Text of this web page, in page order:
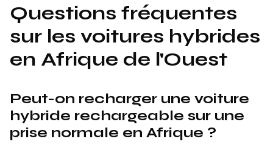
Questions fréquentes
sur les voitures hybrides
en Afrique de l'Ouest
Peut-on recharger une voiture
hybride rechargeable sur une
prise normale en Afrique ?